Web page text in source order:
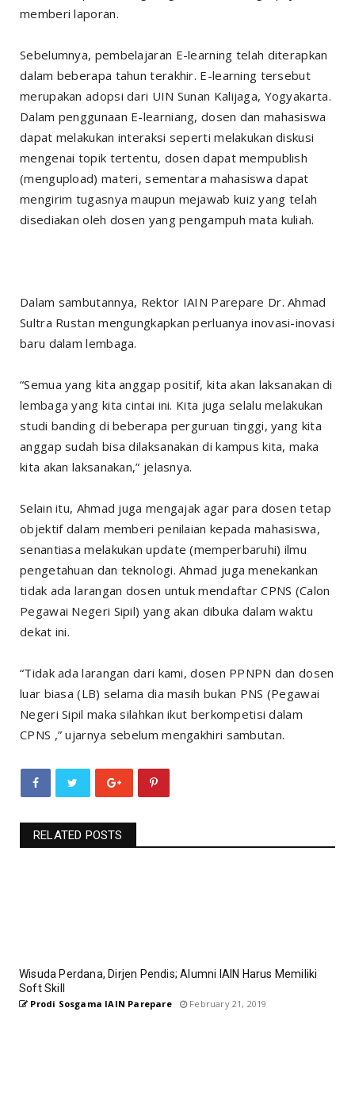
memberi laporan.
Sebelumnya, pembelajaran E-learning telah diterapkan
dalam beberapa tahun terakhir. E-learning tersebut
merupakan adopsi dari UIN Sunan Kalijaga, Yogyakarta.
Dalam penggunaan E-learniang, dosen dan mahasiswa
dapat melakukan interaksi seperti melakukan diskusi
mengenai topik tertentu, dosen dapat mempublish
(mengupload) materi, sementara mahasiswa dapat
mengirim tugasnya maupun mejawab kuiz yang telah
disediakan oleh dosen yang pengampuh mata kuliah.
Dalam sambutannya, Rektor IAIN Parepare Dr. Ahmad
Sultra Rustan mengungkapkan perluanya inovasi-inovasi
baru dalam lembaga.
“Semua yang kita anggap positif, kita akan laksanakan di
lembaga yang kita cintai ini. Kita juga selalu melakukan
studi banding di beberapa perguruan tinggi, yang kita
anggap sudah bisa dilaksanakan di kampus kita, maka
kita akan laksanakan,” jelasnya.
Selain itu, Ahmad juga mengajak agar para dosen tetap
objektif dalam memberi penilaian kepada mahasiswa,
senantiasa melakukan update (memperbaruhi) ilmu
pengetahuan dan teknologi. Ahmad juga menekankan
tidak ada larangan dosen untuk mendaftar CPNS (Calon
Pegawai Negeri Sipil) yang akan dibuka dalam waktu
dekat ini.
“Tidak ada larangan dari kami, dosen PPNPN dan dosen
luar biasa (LB) selama dia masih bukan PNS (Pegawai
Negeri Sipil maka silahkan ikut berkompetisi dalam
CPNS ,” ujarnya sebelum mengakhiri sambutan.
RELATED POSTS
Wisuda Perdana, Dirjen Pendis; Alumni IAIN Harus Memiliki
Soft Skill
Prodi Sosgama IAIN Parepare February 21, 2019